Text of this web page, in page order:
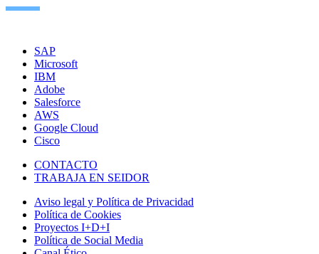
SAP
Microsoft
IBM
Adobe
Salesforce
AWS
Google Cloud
Cisco
CONTACTO
TRABAJA EN SEIDOR
Aviso legal y Política de Privacidad
Política de Cookies
Proyectos I+D+I
Política de Social Media